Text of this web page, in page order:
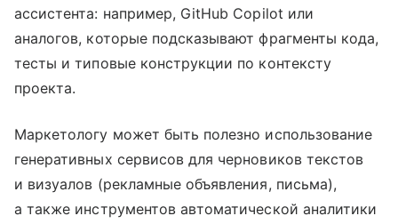
ассистента: например, GitHub Copilot или
аналогов, которые подсказывают фрагменты кода,
тесты и типовые конструкции по контексту
проекта.
Маркетологу может быть полезно использование
генеративных сервисов для черновиков текстов
и визуалов (рекламные объявления, письма),
а также инструментов автоматической аналитики